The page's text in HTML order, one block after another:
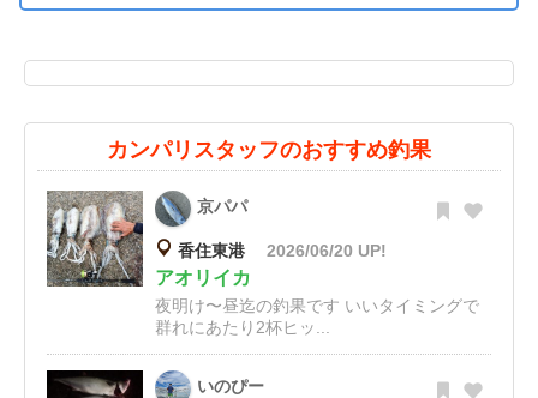
カンパリスタッフのおすすめ釣果
京パパ
香住東港 2026/06/20 UP!
アオリイカ
夜明け〜昼迄の釣果です いいタイミングで
群れにあたり2杯ヒッ...
いのぴー